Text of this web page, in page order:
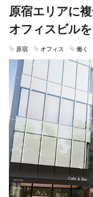
原宿エリアに
オフィスビル
原宿 オフィス 働く